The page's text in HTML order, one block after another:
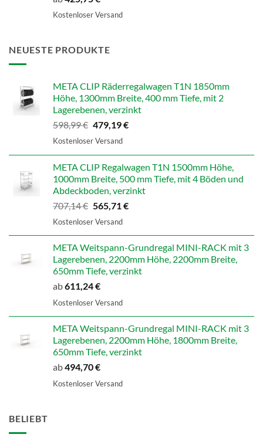
Kostenloser Versand
NEUESTE PRODUKTE
META CLIP Räderregalwagen T1N 1850mm
Höhe, 1300mm Breite, 400 mm Tiefe, mit 2
Lagerebenen, verzinkt
598,99€ Ursprünglicher
Preis
479,19€Aktueller
Kostenloser Versand
META CLIP Regalwagen T1N 1500mm Höhe,
1000mm Breite, 500 mm Tiefe, mit 4 Böden und
Abdeckboden, verzinkt
707,14€ Ursprünglicher
Preis
565,71 €Aktueller
Kostenloser Versand
META Weitspann-Grundregal MINI-RACK mit 3
Lagerebenen, 2200mm Höhe, 2200mm Breite,
650mm Tiefe, verzinkt
ab611,24€
Kostenloser Versand
META Weitspann-Grundregal MINI-RACK mit 3
Lagerebenen, 2200mm Höhe, 1800mm Breite,
650mm Tiefe, verzinkt
ab494,70€
Kostenloser Versand
BELIEBT